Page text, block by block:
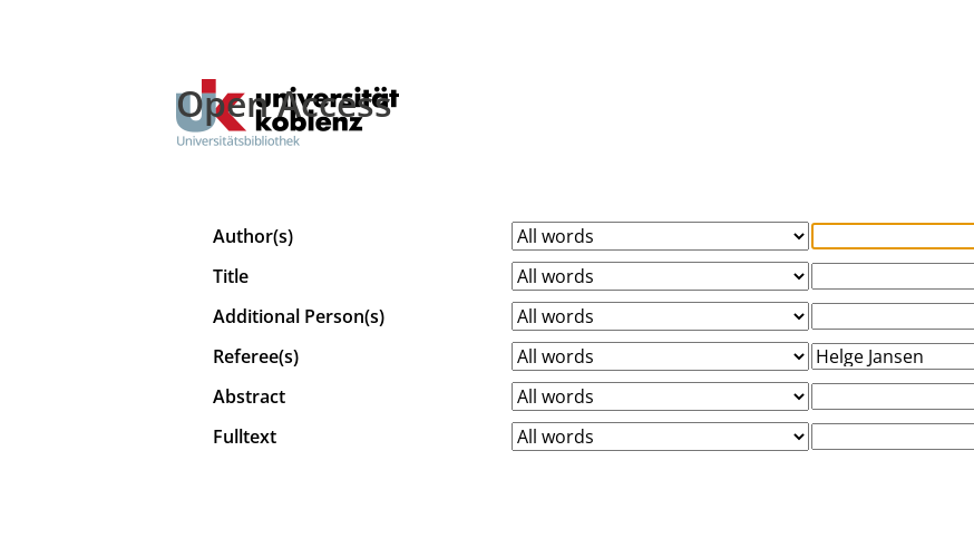
Open Access
Author(s)
Title
Additional Person(s)
Referee(s)
Abstract
Fulltext